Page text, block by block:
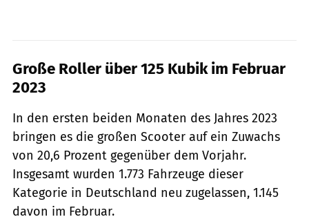
Große Roller über 125 Kubik im Februar
2023
In den ersten beiden Monaten des Jahres 2023
bringen es die großen Scooter auf ein Zuwachs
von 20,6 Prozent gegenüber dem Vorjahr.
Insgesamt wurden 1.773 Fahrzeuge dieser
Kategorie in Deutschland neu zugelassen, 1.145
davon im Februar.